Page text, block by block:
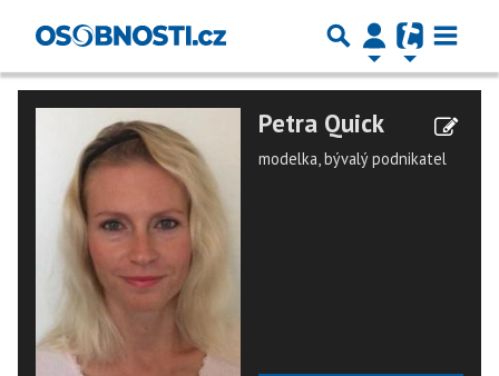
Petra Quick
modelka, bývalý podnikatel